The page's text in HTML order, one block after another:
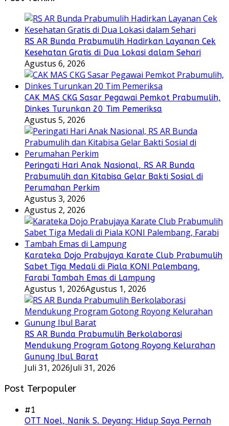
RS AR Bunda Prabumulih Hadirkan Layanan Cek
Kesehatan Gratis di Dua Lokasi dalam Sehari
Agustus 6, 2026
CAK MAS CKG Sasar Pegawai Pemkot Prabumulih,
Dinkes Turunkan 20 Tim Pemeriksa
Agustus 5, 2026
Peringati Hari Anak Nasional, RS AR Bunda
Prabumulih dan Kitabisa Gelar Bakti Sosial di
Perumahan Perkim
Agustus 3, 2026
Agustus 2, 2026
Karateka Dojo Prabujaya Karate Club Prabumulih
Sabet Tiga Medali di Piala KONI Palembang,
Farabi Tambah Emas di Lampung
Agustus 1, 2026Agustus 1, 2026
RS AR Bunda Prabumulih Berkolaborasi
Mendukung Program Gotong Royong Kelurahan
Gunung Ibul Barat
Juli 31, 2026Juli 31, 2026
Post Terpopuler
#1
OTT Noel, Nanik S. Deyang: Hidup Saya Pernah